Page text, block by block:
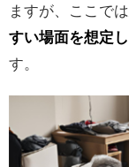
ますが、ここでは
すい場面を想定し
す。